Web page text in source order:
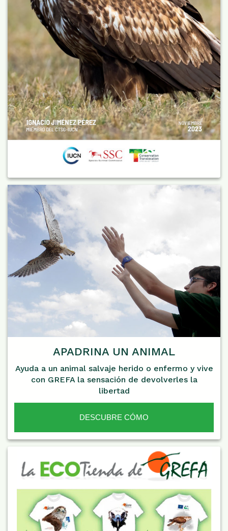
APADRINA UN ANIMAL
Ayuda a un animal salvaje herido o enfermo y vive
con GREFA la sensación de devolverles la
libertad
DESCUBRE CÓMO